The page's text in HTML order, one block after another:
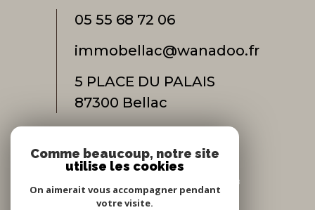
05 55 68 72 06
immobellac@wanadoo.fr
5 PLACE DU PALAIS
87300
bellac
Adhérents
Comme beaucoup, notre site
utilise les cookies
On aimerait vous accompagner pendant
votre visite.